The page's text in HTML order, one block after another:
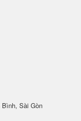
Bình, Sài Gòn